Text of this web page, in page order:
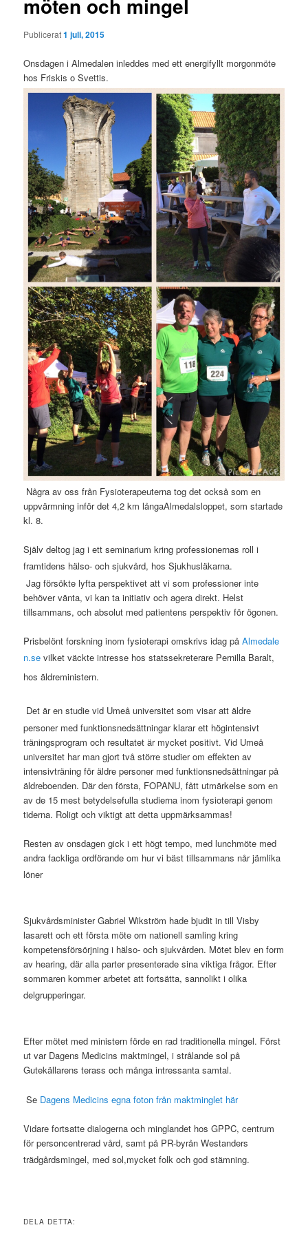
möten och mingel
Publicerat1 juli, 2015
Onsdagen i Almedalen inleddes med ett energifyllt morgonmöte
hos Friskis o Svettis.
Några av oss från Fysioterapeuterna tog det också som en
uppvärmning inför det 4,2 km långaAlmedalsloppet, som startade
kl. 8.
Själv deltog jag i ett seminarium kring professionernas roll i
framtidens hälso- och sjukvård, hos Sjukhusläkarna.
Jag försökte lyfta perspektivet att vi som professioner inte
behöver vänta, vi kan ta initiativ och agera direkt. Helst
tillsammans, och absolut med patientens perspektiv för ögonen.
Prisbelönt forskning inom fysioterapi omskrivs idag påAlmedale
n.se vilket väckte intresse hos statssekreterare Pernilla Baralt,
hos äldreministern.
Det är en studievid Umeå universitet som visar att äldre
personer med funktionsnedsättningar klarar ett högintensivt
träningsprogram och resultatet är mycket positivt. Vid Umeå
universitet har man gjort två större studier om effekten av
intensivträning för äldre personer med funktionsnedsättningar på
äldreboenden. Där den första, FOPANU, fått utmärkelse som en
av de 15 mest betydelsefulla studierna inom fysioterapi genom
tiderna. Roligt och viktigt att detta uppmärksammas!
Resten av onsdagen gick i ett högt tempo, med lunchmöte med
andra fackliga ordförande om hur vi bäst tillsammans når jämlika
löner
Sjukvårdsminister Gabriel Wikström hade bjudit in till Visby
lasarett och ett första möte om nationell samling kring
kompetensförsörjning i hälso- och sjukvården. Mötet blev en form
av hearing, där alla parter presenterade sina viktiga frågor. Efter
sommaren kommer arbetet att fortsätta, sannolikt i olika
delgrupperingar.
Efter mötet med ministern förde en rad traditionella mingel. Först
ut var Dagens Medicins maktmingel, i strålande sol på
Gutekällarens terass och många intressanta samtal.
Se Dagens Medicins egna foton från maktminglet här
Vidare fortsatte dialogerna och minglandet hos GPPC, centrum
för personcentrerad vård, samt på PR-byrån Westanders
trädgårdsmingel, med sol,mycket folk och god stämning.
DELA DETTA: